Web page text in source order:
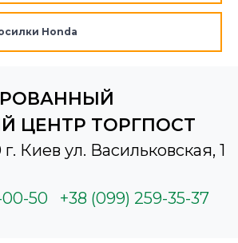
Honda
ЦЕНТР ТОРГПОСТ
Киев ул. Васильковская, 1
00-50
+38 (099) 259-35-37